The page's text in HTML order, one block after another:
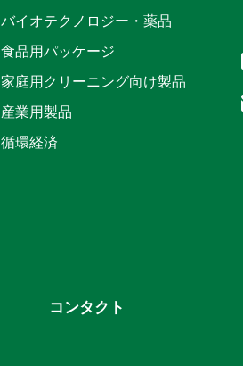
バイオテクノロジー・薬品
食品用パッケージ
家庭用クリーニング向け製品
産業用製品
循環経済
コンタクト